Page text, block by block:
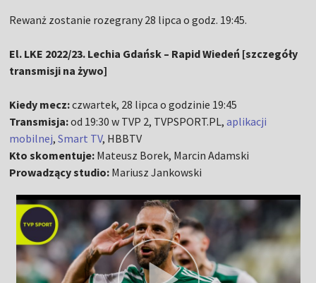
Rewanż zostanie rozegrany 28 lipca o godz. 19:45.
El. LKE 2022/23. Lechia Gdańsk – Rapid Wiedeń [szczegóły
transmisji na żywo]
Kiedy mecz:czwartek, 28 lipca o godzinie 19:45
Transmisja:od 19:30 w TVP 2, TVPSPORT.PL,aplikacji
mobilnej,Smart TV, HBBTV
Kto skomentuje: Mateusz Borek, Marcin Adamski
Prowadzący studio: Mariusz Jankowski